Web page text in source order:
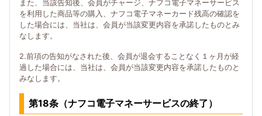
また、当該告知後、会員がチャージ、ナフコ電子マネーサービス
を利用した商品等の購入、ナフコ電子マネーカード残高の確認を
した場合には、当社は、会員が当該変更内容を承諾したものとみ
なします。
2.前項の告知がなされた後、会員が退会することなく１ヶ月が経
過した場合には、当社は、会員が当該変更内容を承諾したものと
みなします。
第18条（ナフコ電子マネーサービスの終了）